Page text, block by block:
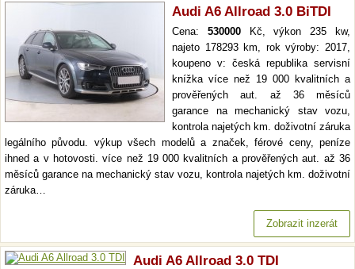
Audi A6 Allroad 3.0 BiTDI
Cena: 530000Kč, výkon 235 kw,
najeto 178293 km, rok výroby: 2017,
koupeno v: česká republika servisní
knížka více než 19 000 kvalitních a
prověřených aut. až 36 měsíců
garance na mechanický stav vozu,
kontrola najetých km. doživotní záruka
legálního původu. výkup všech modelů a značek, férové ceny, peníze
ihned a v hotovosti. více než 19 000 kvalitních a prověřených aut. až 36
měsíců garance na mechanický stav vozu, kontrola najetých km. doživotní
záruka…
Zobrazit inzerát
Audi A6 Allroad 3.0 TDI